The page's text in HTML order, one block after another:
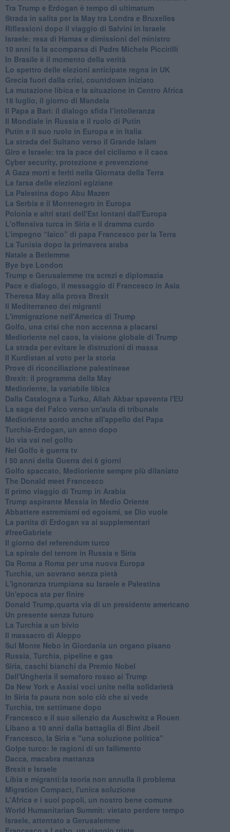
Tra Trump e Erdogan è tempo di ultimatum
Strada in salita per la May tra Londra e Bruxelles
Riflessioni dopo il viaggio di Salvini in Israele
Israele: resa di Hamas e dimissioni del ministro
10 anni fa la scomparsa di Padre Michele Piccirilli
In Brasile è il momento della verità
Lo spettro delle elezioni anticipate regna in UK
Grecia fuori dalla crisi, countdown iniziato
La mutazione libica e la situazione in Centro Africa
18 luglio, il giorno di Mandela
Il Papa a Bari: il dialogo sfida l’intolleranza
Il Mondiale in Russia e il ruolo di Putin
Putin e il suo ruolo in Europa e in Italia
La strada del Sultano verso il Grande Islam
Giro e Israele: tra la pace del ciclismo e il caos
Cyber security, protezione e prevenzione
A Gaza morti e feriti nella Giornata della Terra
La farsa delle elezioni egiziane
La Palestina dopo Abu Mazen
La Serbia e il Montenegro in Europa
Polonia e altri stati dell'Est lontani dall'Europa
L'offensiva turca in Siria e il dramma curdo
L’impegno “laico” di papa Francesco per la Terra
La Tunisia dopo la primavera araba
Natale a Betlemme
Bye bye London
Trump e Gerusalemme tra screzi e diplomazia
Pace e dialogo, il messaggio di Francesco in Asia
Theresa May alla prova Brexit
Il Mediterraneo dei migranti
L'immigrazione nell'America di Trump
Golfo, una crisi che non accenna a placarsi
Medioriente nel caos, la visione globale di Trump
La strada per evitare le distruzioni di massa
Il Kurdistan al voto per la storia
Prove di riconciliazione palestinese
Brexit: il programma della May
Medioriente, la variabile libica
Dalla Catalogna a Turku, Allah Akbar spaventa l'EU
La saga del Falco verso un'aula di tribunale
Medioriente sordo anche all'appello del Papa
Turchia-Erdogan, un anno dopo
Un via vai nel golfo
Nel Golfo è guerra tv
I 50 anni della Guerra dei 6 giorni
Golfo spaccato, Medioriente sempre più dilaniato
The Donald meet Francesco
Il primo viaggio di Trump in Arabia
Trump aspirante Messia in Medio Oriente
Abbattere estremismi ed egoismi, se Dio vuole
La partita di Erdogan va ai supplementari
#freeGabriele
Il giorno del referendum turco
La spirale del terrore in Russia e Siria
Da Roma a Roma per una nuova Europa
Turchia, un sovrano senza pietà
L'ignoranza trumpiana su Israele e Palestina
Un'epoca sta per finire
Donald Trump,quarta via di un presidente americano
Un presente senza futuro
La Turchia a un bivio
Il massacro di Aleppo
Sul Monte Nebo in Giordania un organo pisano
Russia, Turchia, pipeline e gas
Siria, caschi bianchi da Premio Nobel
Dall'Ungheria il semaforo rosso ai Trump
Da New York e Assisi voci unite nella solidarietà
In Siria fa paura non solo ciò che si vede
Turchia, tre settimane dopo
Francesco e il suo silenzio da Auschwitz a Rouen
Libano a 10 anni dalla battaglia di Bint Jbeil
Francesco, la Siria e "una soluzione politica"
Golpe turco: le ragioni di un fallimento
Dacca, macabra mattanza
Brexit e Israele
Libia e migranti:la teoria non annulla il problema
Migration Compact, l'unica soluzione
L'Africa e i suoi popoli, un nostro bene comune
World Humanitarian Summit: vietato perdere tempo
Israele, attentato a Gerusalemme